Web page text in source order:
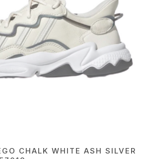
CHALK WHITE ASH SILVER